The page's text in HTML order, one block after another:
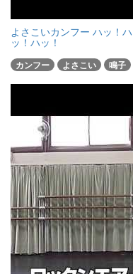
よさこいカンフー ハッ！ハ
ッ！ハッ！
カンフー よさこい 鳴子